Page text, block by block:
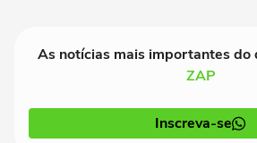
As notícias mais importantes do
ZAP
Inscreva-se